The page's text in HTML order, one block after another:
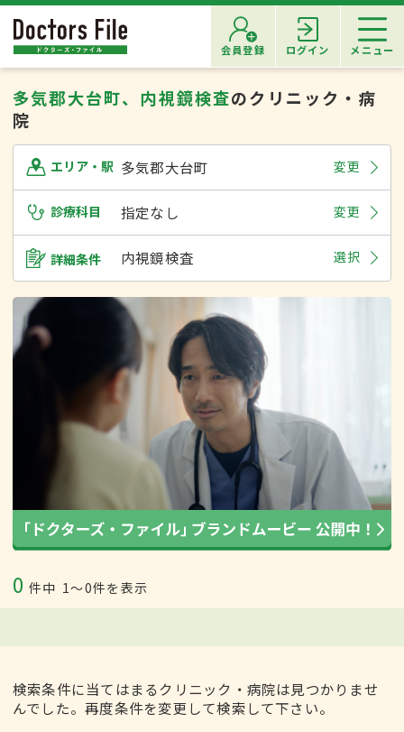
会員登録 ログイン メニュー
多気郡大台町、内視鏡検査のクリニック・病
院
エリア・駅 多気郡大台町 変更
診療科目 指定なし 変更
詳細条件 内視鏡検査 選択
0 件中 1〜0件を表示
検索条件に当てはまるクリニック・病院は見つかりませ
んでした。再度条件を変更して検索して下さい。